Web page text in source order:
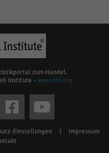
zum Handel,
Institute - www.ehi.org
Einstellungen
Impressum